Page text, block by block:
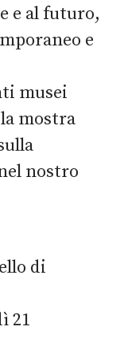
e al futuro,
e
musei
mostra
nostro
di
21